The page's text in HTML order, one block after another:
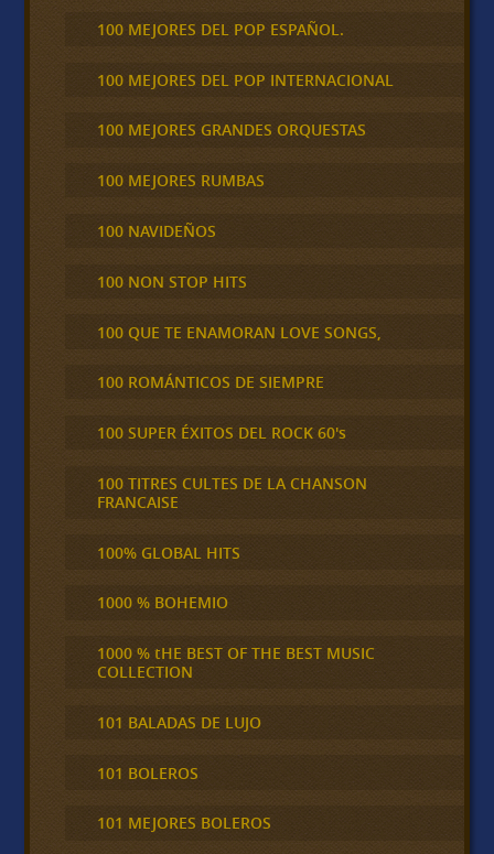
100 MEJORES DEL POP ESPAÑOL.
100 MEJORES DEL POP INTERNACIONAL
100 MEJORES GRANDES ORQUESTAS
100 MEJORES RUMBAS
100 NAVIDEÑOS
100 NON STOP HITS
100 QUE TE ENAMORAN LOVE SONGS,
100 ROMÁNTICOS DE SIEMPRE
100 SUPER ÉXITOS DEL ROCK 60's
100 TITRES CULTES DE LA CHANSON
FRANCAISE
100% GLOBAL HITS
1000 % BOHEMIO
1000 % tHE BEST OF THE BEST MUSIC
COLLECTION
101 BALADAS DE LUJO
101 BOLEROS
101 MEJORES BOLEROS